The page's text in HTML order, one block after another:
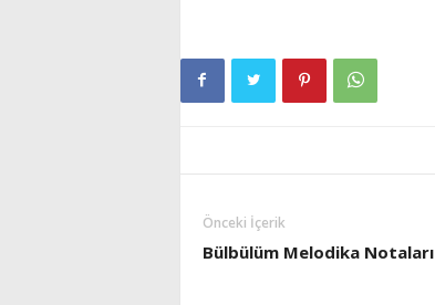
Önceki İçerik
Bülbülüm Melodika Notaları